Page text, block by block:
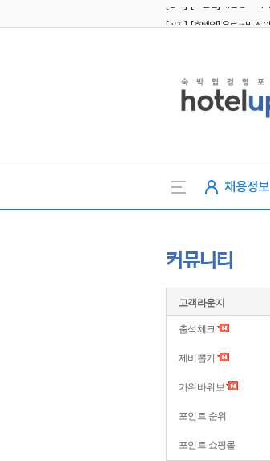
채용정보
커뮤니티
고객라운지
출석체크
제비뽑기
가위바위보
포인트 순위
포인트 쇼핑몰